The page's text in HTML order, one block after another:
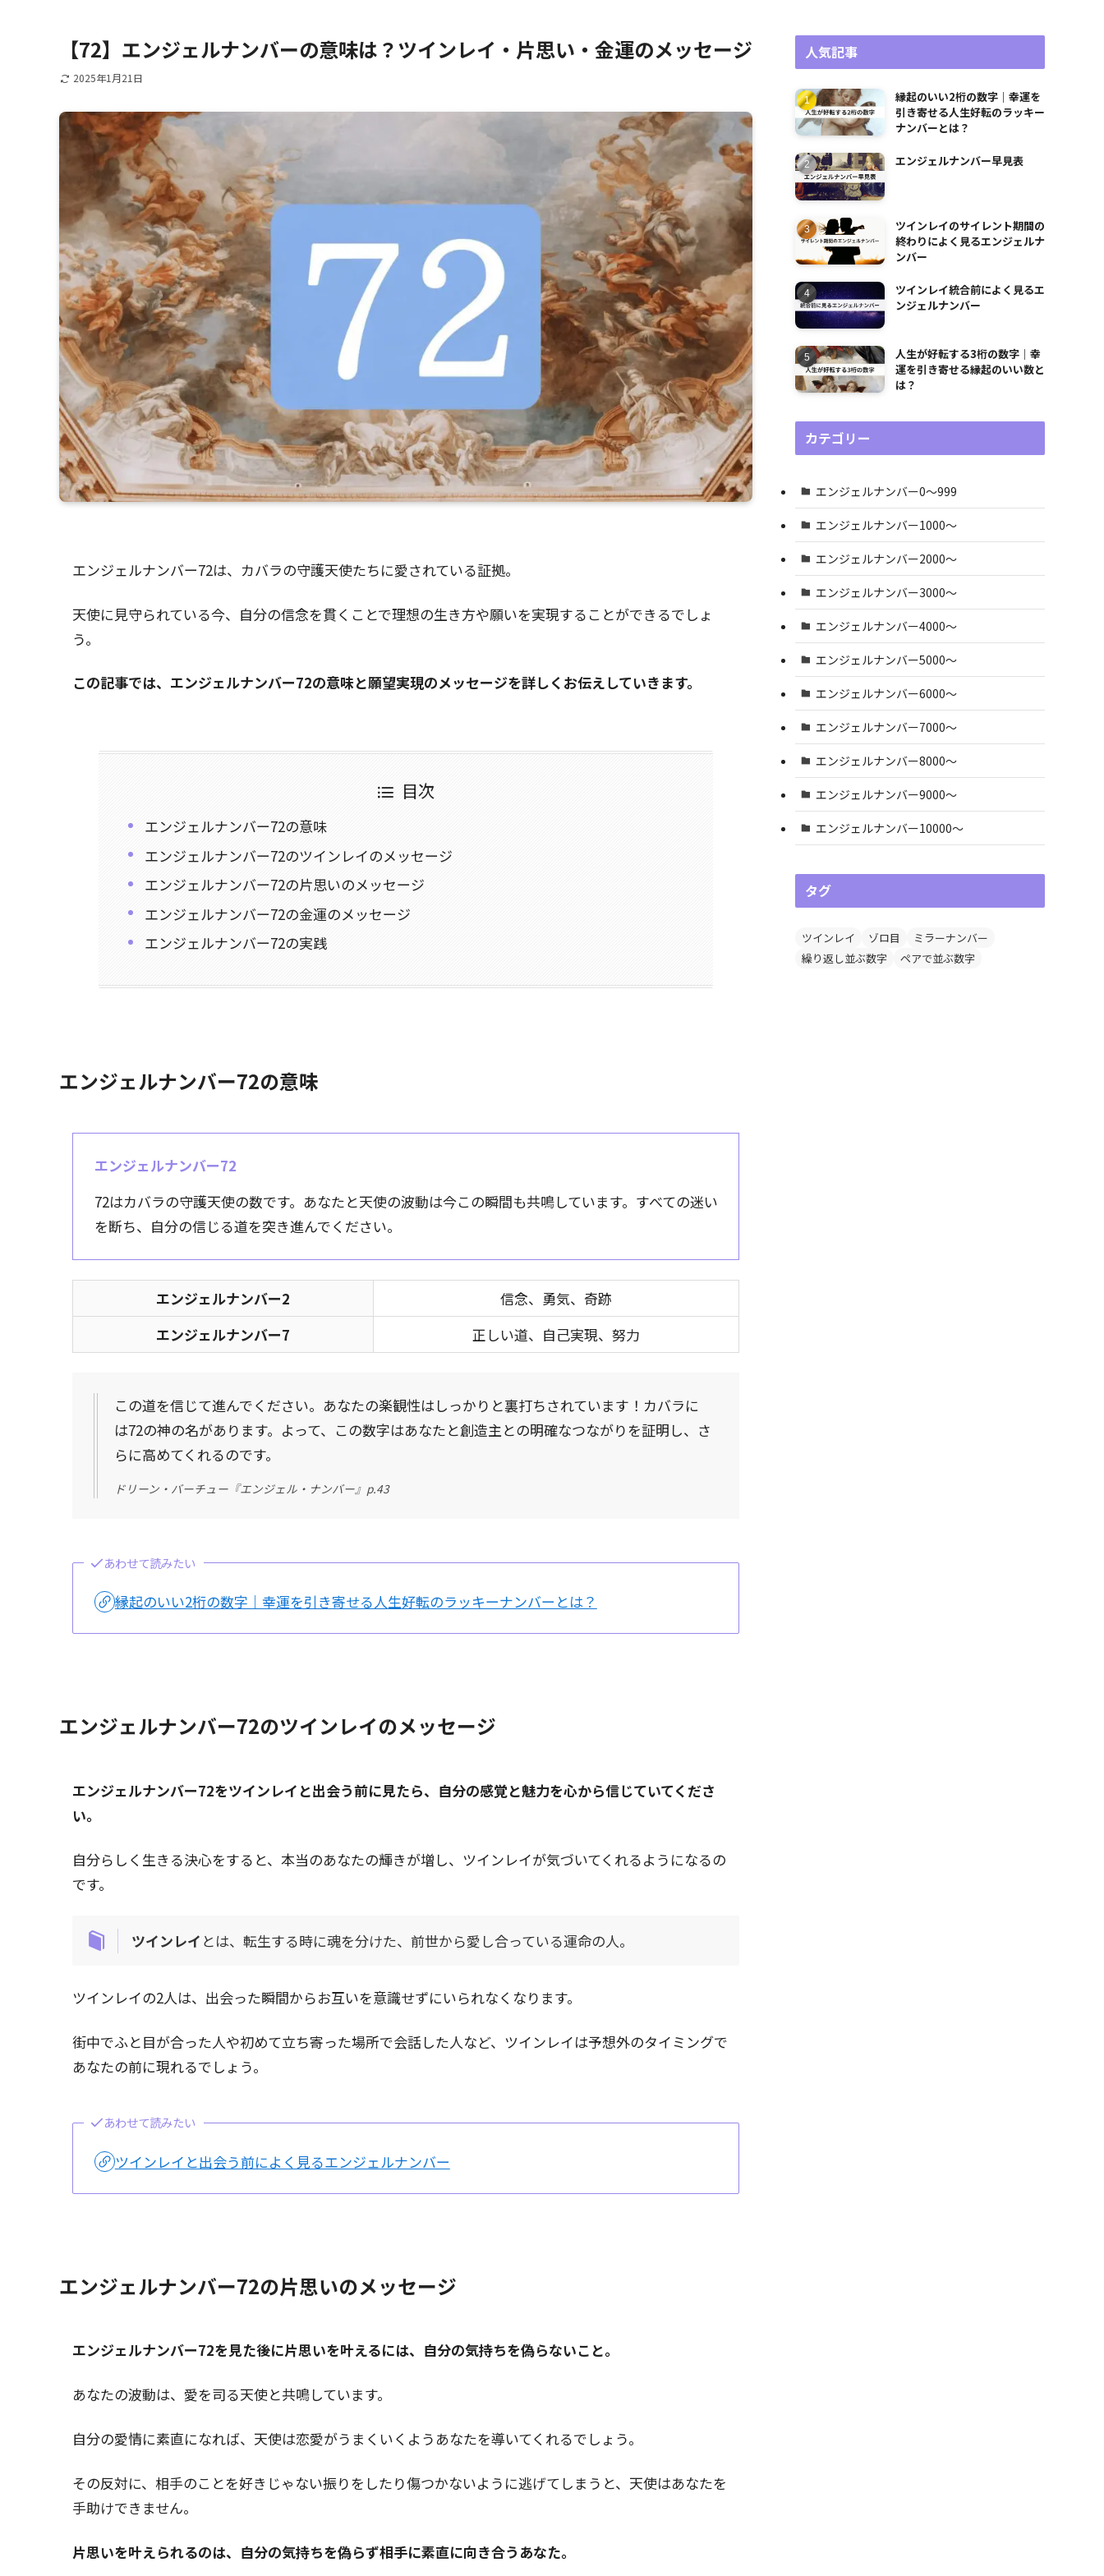
【72】エンジェルナンバーの意味は？ツインレイ・片思い・金運のメッセージ
2025年1月21日
エンジェルナンバー72は、カバラの守護天使たちに愛されている証拠。
天使に見守られている今、自分の信念を貫くことで理想の生き方や願いを実現することができるでしょ
う。
この記事では、エンジェルナンバー72の意味と願望実現のメッセージを詳しくお伝えしていきます。
目次
エンジェルナンバー72の意味
エンジェルナンバー72のツインレイのメッセージ
エンジェルナンバー72の片思いのメッセージ
エンジェルナンバー72の金運のメッセージ
エンジェルナンバー72の実践
エンジェルナンバー72の意味
エンジェルナンバー72
72はカバラの守護天使の数です。あなたと天使の波動は今この瞬間も共鳴しています。すべての迷い
を断ち、自分の信じる道を突き進んでください。
エンジェルナンバー2
信念、勇気、奇跡
エンジェルナンバー7
正しい道、自己実現、努力
この道を信じて進んでください。あなたの楽観性はしっかりと裏打ちされています！カバラに
は72の神の名があります。よって、この数字はあなたと創造主との明確なつながりを証明し、さ
らに高めてくれるのです。
ドリーン・バーチュー『エンジェル・ナンバー』p.43
あわせて読みたい
縁起のいい2桁の数字｜幸運を引き寄せる人生好転のラッキーナンバーとは？
エンジェルナンバー72のツインレイのメッセージ
エンジェルナンバー72をツインレイと出会う前に見たら、自分の感覚と魅力を心から信じていてくださ
い。
自分らしく生きる決心をすると、本当のあなたの輝きが増し、ツインレイが気づいてくれるようになるの
です。
ツインレイ とは、転生する時に魂を分けた、前世から愛し合っている運命の人。
ツインレイの2人は、出会った瞬間からお互いを意識せずにいられなくなります。
街中でふと目が合った人や初めて立ち寄った場所で会話した人など、ツインレイは予想外のタイミングで
あなたの前に現れるでしょう。
あわせて読みたい
ツインレイと出会う前によく見るエンジェルナンバー
エンジェルナンバー72の片思いのメッセージ
エンジェルナンバー72を見た後に片思いを叶えるには、自分の気持ちを偽らないこと。
あなたの波動は、愛を司る天使と共鳴しています。
自分の愛情に素直になれば、天使は恋愛がうまくいくようあなたを導いてくれるでしょう。
その反対に、相手のことを好きじゃない振りをしたり傷つかないように逃げてしまうと、天使はあなたを
手助けできません。
片思いを叶えられるのは、自分の気持ちを偽らず相手に素直に向き合うあなた。
人気記事
縁起のいい2桁の数字｜幸運を
引き寄せる人生好転のラッキー
ナンバーとは？
エンジェルナンバー早見表
ツインレイのサイレント期間の
終わりによく見るエンジェルナ
ンバー
ツインレイ統合前によく見るエ
ンジェルナンバー
人生が好転する3桁の数字｜幸
運を引き寄せる縁起のいい数と
は？
カテゴリー
エンジェルナンバー0〜999
エンジェルナンバー1000〜
エンジェルナンバー2000〜
エンジェルナンバー3000〜
エンジェルナンバー4000〜
エンジェルナンバー5000〜
エンジェルナンバー6000〜
エンジェルナンバー7000〜
エンジェルナンバー8000〜
エンジェルナンバー9000〜
エンジェルナンバー10000〜
タグ
ツインレイ ゾロ目
ミラーナンバー
繰り返し並ぶ数字
ペアで並ぶ数字